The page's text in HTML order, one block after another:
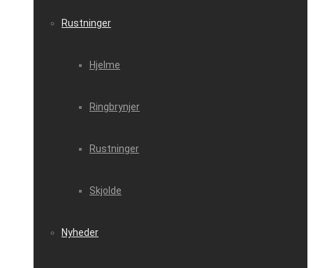
Rustninger
Hjelme
Ringbrynjer
Rustninger
Skjolde
Nyheder